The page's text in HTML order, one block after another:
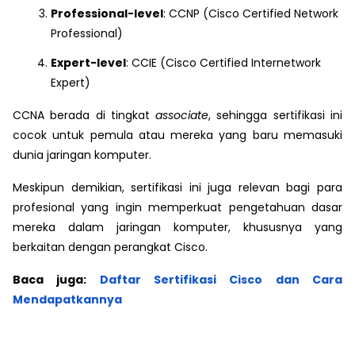
Professional-level: CCNP (Cisco Certified Network
Professional)
Expert-level: CCIE (Cisco Certified Internetwork
Expert)
CCNA berada di tingkatassociate, sehingga sertifikasi ini
cocok untuk pemula atau mereka yang baru memasuki
dunia jaringan komputer.
Meskipun demikian, sertifikasi ini juga relevan bagi para
profesional yang ingin memperkuat pengetahuan dasar
mereka dalam jaringan komputer, khususnya yang
berkaitan dengan perangkat Cisco.
Baca juga: Daftar Sertifikasi Cisco dan Cara
Mendapatkannya